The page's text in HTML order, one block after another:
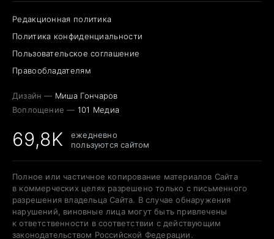
Редакционная политика
Политика конфиденциальности
Пользовательское соглашение
Правообладателям
Дизайн — Миша Гончаров
Воплощение — 101 Медиа
69,8K
ежедневно
пользуются сайтом
Полное или частичное копирование материалов Сайта
в коммерческих целях разрешено только с письменного
разрешения владельца Сайта. В случае обнаружения
нарушений, виновные лица могут быть привлечены
к ответственности в соответствии с действующим
законодательством Российской Федерации.